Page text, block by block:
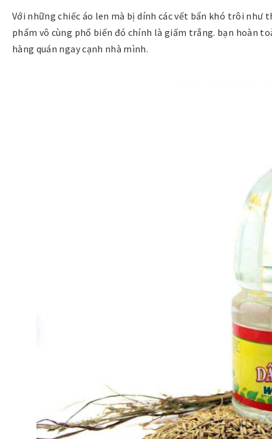
Với những chiếc áo len mà bị dính các vết bẩn khó trôi như
phẩm vô cùng phổ biến đó chính là giấm trắng. bạn hoàn
hàng quán ngay cạnh nhà mình.